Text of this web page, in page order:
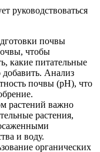
руководствоваться
почвы
чтобы
какие питательные
Анализ
почвы (pH), что
растений важно
растения,
и воду.
органических